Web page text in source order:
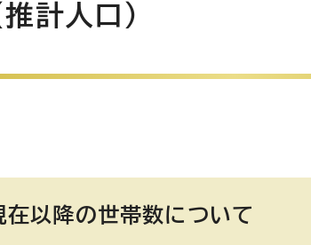
計人口）
以降の世帯数について